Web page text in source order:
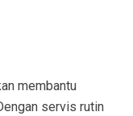
membantu
servis rutin